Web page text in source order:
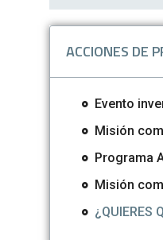
ACCIONES DE
Evento
Misión
Programa
Misión
¿QUIERES